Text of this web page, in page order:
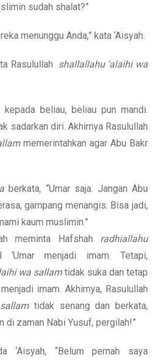
sudah shalat?”
menunggu Anda,” kata ‘Aisyah.
Rasulullah shallallahu ‘alaihi wa
beliau, beliau pun mandi.
sadarkan diri. Akhirnya Rasulullah
memerintahkan agar Abu Bakr
berkata, “Umar saja. Jangan Abu
gampang menangis. Bisa jadi,
kaum muslimin.”
meminta Hafshah radhiallahu
‘Umar menjadi imam. Tetapi,
wa sallamtidak suka dan tetap
imam. Akhirnya, Rasulullah
tidak senang dan berkata,
di zaman Nabi Yusuf, pergilah!”
‘Aisyah, “Belum pernah saya